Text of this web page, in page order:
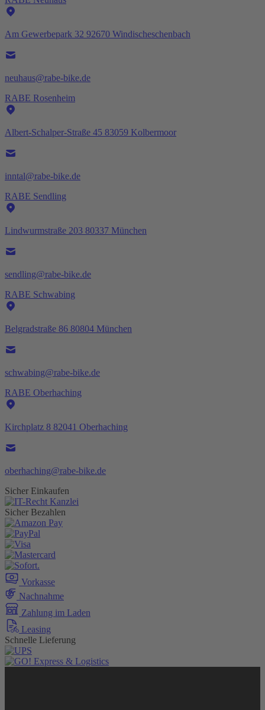
Am Gewerbepark 32 92670 Windischeschenbach
neuhaus@rabe-bike.de
RABE Rosenheim
Albert-Schalper-Straße 45 83059 Kolbermoor
inntal@rabe-bike.de
RABE Sendling
Lindwurmstraße 203 80337 München
sendling@rabe-bike.de
RABE Schwabing
Belgradstraße 86 80804 München
schwabing@rabe-bike.de
RABE Oberhaching
Kirchplatz 8 82041 Oberhaching
oberhaching@rabe-bike.de
Sicher Einkaufen
Sicher Bezahlen
Vorkasse
Nachnahme
Zahlung im Laden
Leasing
Schnelle Lieferung